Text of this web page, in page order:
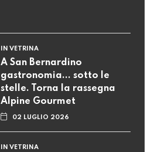
IN VETRINA
A San Bernardino
gastronomia... sotto le
stelle. Torna la rassegna
Alpine Gourmet
02 LUGLIO 2026
IN VETRINA